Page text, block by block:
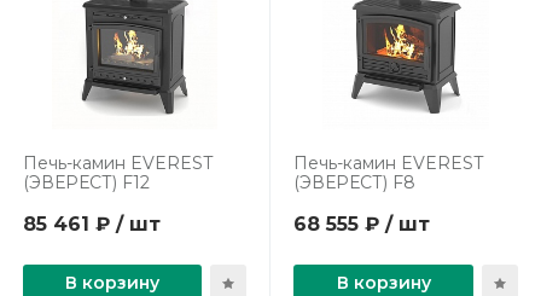
Печь-камин EVEREST
(ЭВЕРЕСТ) F12
85 461 ₽ / шт
В корзину
Печь-камин EVEREST
(ЭВЕРЕСТ) F8
68 555 ₽ / шт
В корзину